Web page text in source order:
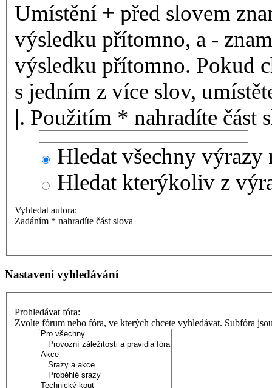
Umístění + před slovem
výsledku přítomno, a -
výsledku přítomno. Pokud
s jedním z více slov,
|. Použitím * nahradíte část
Hledat všechny výrazy
Hledat kterýkoliv z
Vyhledat autora:
Zadáním * nahradíte část slova
Nastavení vyhledávání
Prohledávat fóra:
Zvolte fórum nebo fóra, ve kterých chcete vyhledávat. Subfóra